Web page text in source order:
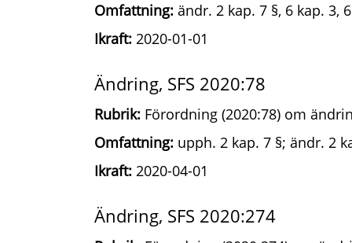
Omfattning: ändr. 2 kap. 7 §, 6 kap. 3,
Ikraft: 2020-01-01
Ändring, SFS 2020:78
Rubrik: Förordning (2020:78) om
Omfattning: upph. 2 kap. 7 §; ändr. 2
Ikraft: 2020-04-01
Ändring, SFS 2020:274